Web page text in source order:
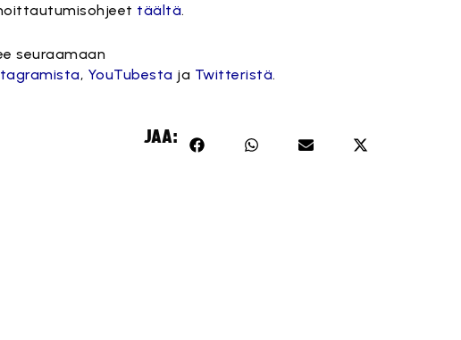
täältä.
seuraamaan
, YouTubesta ja Twitteristä.
JAA: